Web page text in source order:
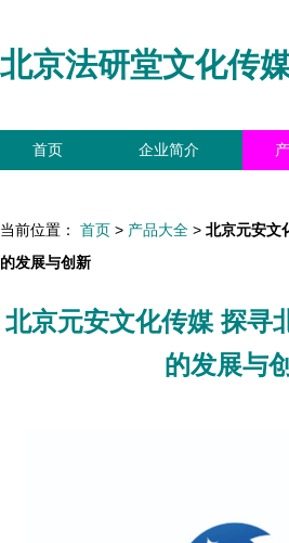
北京法研堂文化传
首页 企业简介
当前位置： 首页 > 产品大全 > 北京元安文
的发展与创新
北京元安文化传媒 探寻
的发展与